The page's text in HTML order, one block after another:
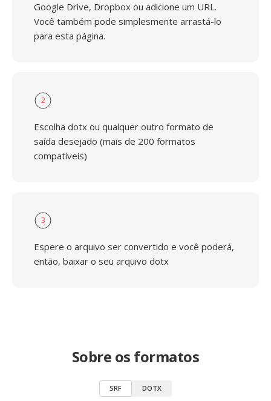
Google Drive, Dropbox ou adicione um URL.
Você também pode simplesmente arrastá-lo
para esta página.
2
Escolha dotx ou qualquer outro formato de
saída desejado (mais de 200 formatos
compatíveis)
3
Espere o arquivo ser convertido e você poderá,
então, baixar o seu arquivo dotx
Sobre os formatos
SRF DOTX